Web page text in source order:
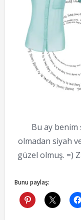
Bu ay benim
olmadan siyah
güzel olmuş. =)
Bunu paylaş: